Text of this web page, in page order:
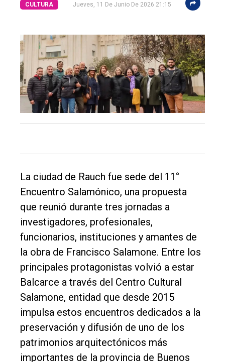
El
único
DIARIO
Balcarce
Inicio
Tendencia
Int.
General
Política
CULTURA Jueves, 11 De Junio De 2026 21:15
La ciudad de Rauch fue sede del 11°
Encuentro Salamónico, una propuesta
que reunió durante tres jornadas a
investigadores, profesionales,
funcionarios, instituciones y amantes de
la obra de Francisco Salamone. Entre los
principales protagonistas volvió a estar
Balcarce a través del Centro Cultural
Salamone, entidad que desde 2015
impulsa estos encuentros dedicados a la
preservación y difusión de uno de los
patrimonios arquitectónicos más
importantes de la provincia de Buenos